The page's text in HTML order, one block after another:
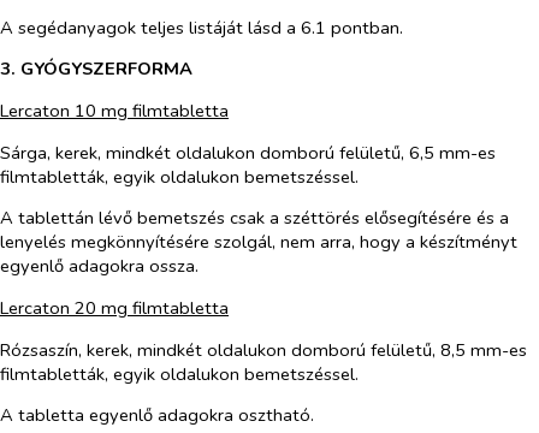
A segédanyagok teljes listáját lásd a 6.1 pontban.
3. GYÓGYSZERFORMA
Lercaton 10 mg filmtabletta
Sárga, kerek, mindkét oldalukon domború felületű, 6,5 mm-es
filmtabletták, egyik oldalukon bemetszéssel.
A tablettán lévő bemetszés csak a széttörés elősegítésére és a
lenyelés megkönnyítésére szolgál, nem arra, hogy a készítményt
egyenlő adagokra ossza.
Lercaton 20 mg filmtabletta
Rózsaszín, kerek, mindkét oldalukon domború felületű, 8,5 mm-es
filmtabletták, egyik oldalukon bemetszéssel.
A tabletta egyenlő adagokra osztható.